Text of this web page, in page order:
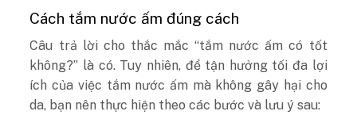
Cách tắm nước ấm đúng cách
Câu trả lời cho thắc mắc “tắm nước ấm có tốt
không?” là có. Tuy nhiên, để tận hưởng tối đa lợi
ích của việc tắm nước ấm mà không gây hại cho
da, bạn nên thực hiện theo các bước và lưu ý sau: